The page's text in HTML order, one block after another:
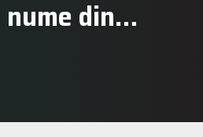
din…